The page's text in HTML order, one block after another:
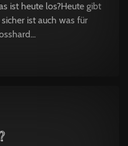
ist heute los?Heute gibt
ist auch was für